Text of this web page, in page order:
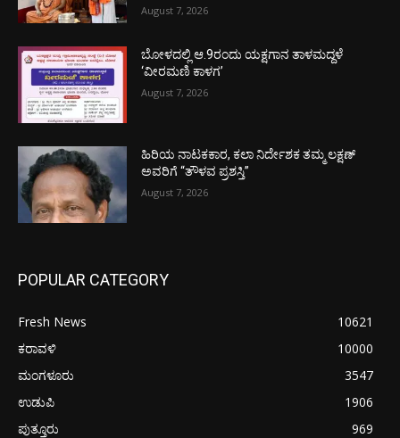
August 7, 2026
ಬೋಳದಲ್ಲಿ ಆ.9ರಂದು ಯಕ್ಷಗಾನ ತಾಳಮದ್ದಳೆ
‘ವೀರಮಣಿ ಕಾಳಗ’
August 7, 2026
ಹಿರಿಯ ನಾಟಕಕಾರ, ಕಲಾ ನಿರ್ದೇಶಕ ತಮ್ಮ ಲಕ್ಷಣ್
ಅವರಿಗೆ “ತೌಳವ ಪ್ರಶಸ್ತಿ”
August 7, 2026
POPULAR CATEGORY
Fresh News
10621
ಕರಾವಳಿ
10000
ಮಂಗಳೂರು
3547
ಉಡುಪಿ
1906
ಪುತ್ತೂರು
969